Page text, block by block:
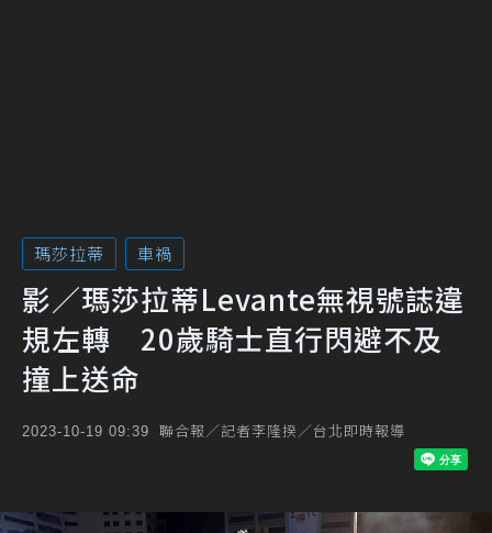
瑪莎拉蒂 車禍
影／瑪莎拉蒂Levante無視號誌違
規左轉 20歲騎士直行閃避不及
撞上送命
2023-10-19 09:39 聯合報／記者李隆揆／台北即時報導